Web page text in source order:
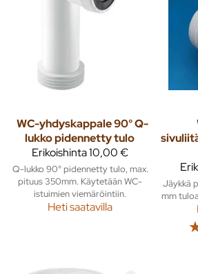
WC-yhdyskappale 90° Q-
lukko pidennetty tulo
Erikoishinta10,00 €
Q-lukko 90° pidennetty tulo, max.
pituus 350mm. Käytetään WC-
istuimien viemäröintiin.
Heti saatavilla
Jäykkä
mm